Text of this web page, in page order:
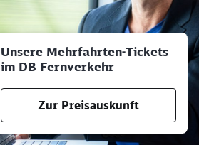
Unsere Mehrfahrten-Tickets
im DB Fernverkehr